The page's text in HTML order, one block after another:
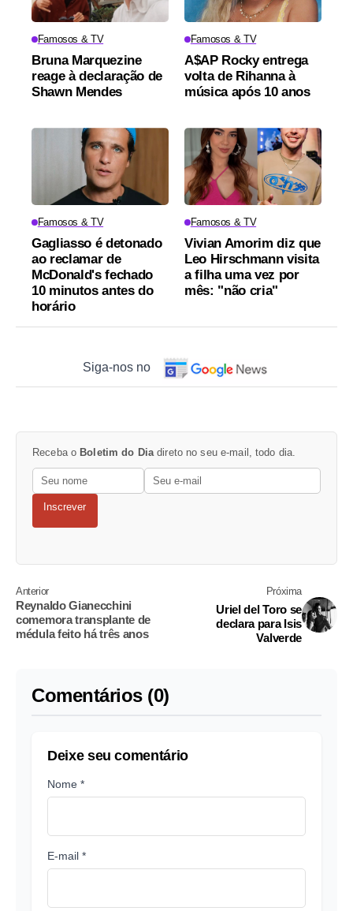
Famosos & TV
Bruna Marquezine
reage à declaração de
Shawn Mendes
Famosos & TV
A$AP Rocky entrega
volta de Rihanna à
música após 10 anos
Famosos & TV
Gagliasso é detonado
ao reclamar de
McDonald's fechado
10 minutos antes do
horário
Famosos & TV
Vivian Amorim diz que
Leo Hirschmann visita
a filha uma vez por
mês: "não cria"
Siga-nos no
Receba o Boletim do Dia direto no seu e-mail, todo dia.
Inscrever
Anterior
Reynaldo Gianecchini
comemora transplante de
médula feito há três anos
Próxima
Uriel del Toro se
declara para Isis
Valverde
Comentários (0)
Deixe seu comentário
Nome *
E-mail *